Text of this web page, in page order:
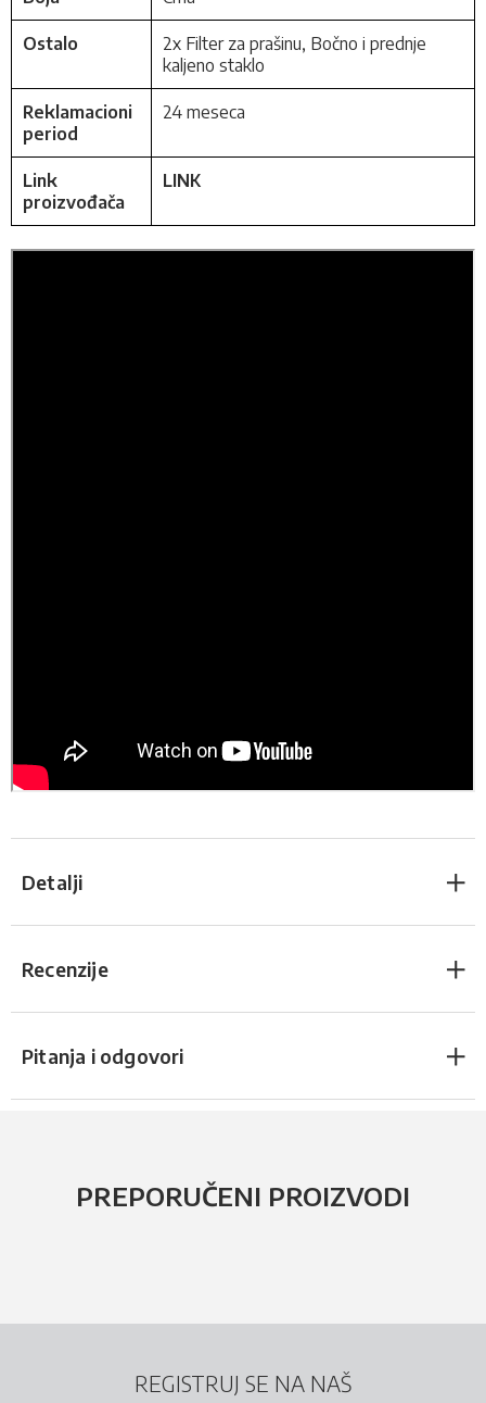
Ostalo
2x Filter za prašinu, Bočno i prednje
kaljeno staklo
Reklamacioni
period
24 meseca
Link
proizvođača
LINK
Detalji
Recenzije
Pitanja i odgovori
PREPORUČENI PROIZVODI
REGISTRUJ SE NA NAŠ